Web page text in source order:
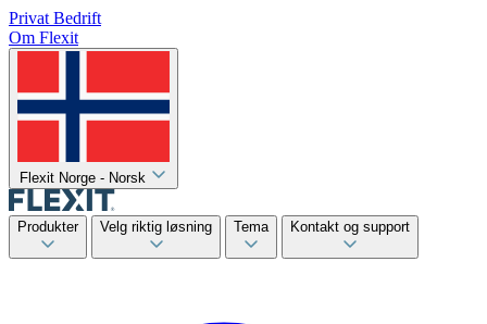
Privat Bedrift
Om Flexit
Flexit Norge - Norsk
Produkter Velg riktig løsning Tema Kontakt og support